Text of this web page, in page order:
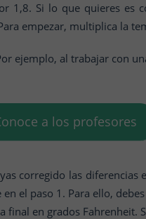
1,8. Si lo que quieres es
empezar, multiplica la
ejemplo, al trabajar con
a los profesores
corregido las
el paso 1. Para ello,
en grados Fahrenheit.